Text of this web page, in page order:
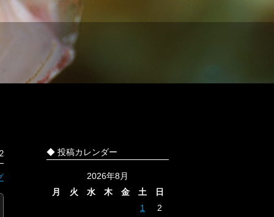
◆ 投稿カレンダー
2026年8月
月
火 水 木 金 土
日
1
2